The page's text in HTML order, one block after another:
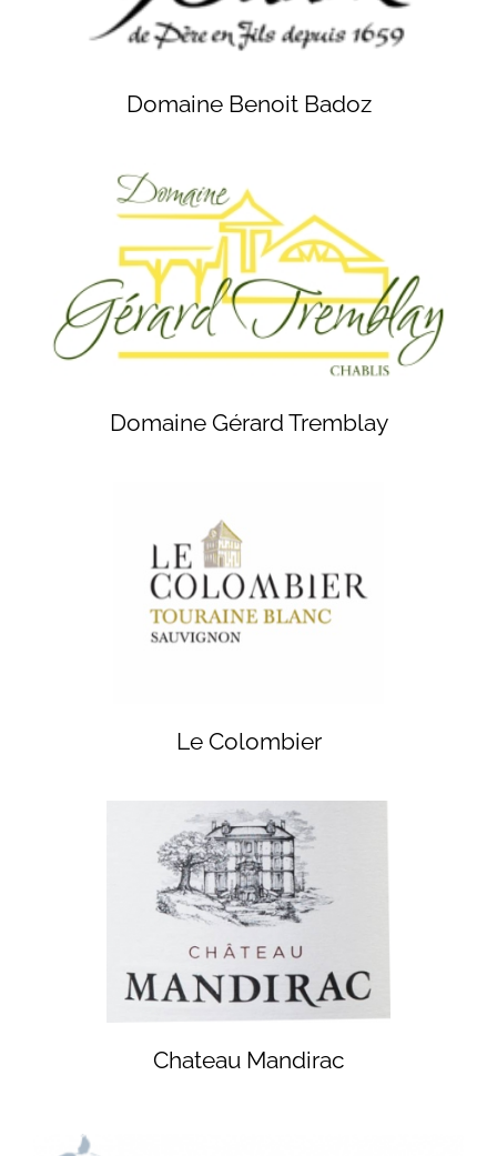
Domaine Benoit Badoz
Domaine Gérard Tremblay
Le Colombier
Chateau Mandirac